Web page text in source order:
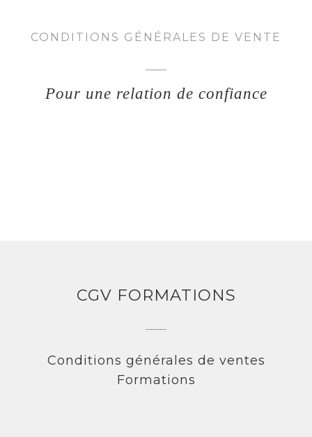
CONDITIONS GÉNÉRALES DE VENTE
Pour une relation de confiance
CGV FORMATIONS
Conditions générales de ventes
Formations